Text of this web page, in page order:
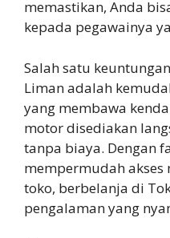
memastikan, Anda
kepada pegawainya
Salah satu
Liman adalah
yang membawa
motor disediakan
tanpa biaya. Dengan
mempermudah
toko, berbelanja di
pengalaman yang